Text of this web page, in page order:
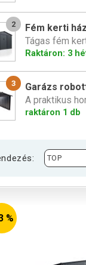
2
Fém kerti
Tágas fém
Raktáron: 3
3
Garázs
A praktikus
raktáron 1 db
%